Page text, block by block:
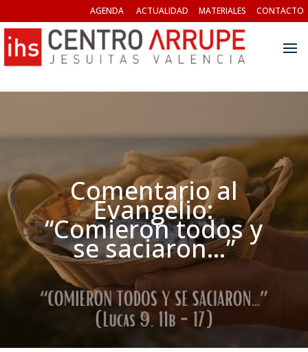
AGENDA ACTUALIDAD MATERIALES CONTACTO
Comentario al
Evangelio:
“Comieron todos y
se saciaron…”